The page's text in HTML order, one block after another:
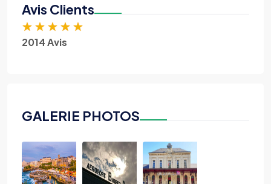
Avis Clients
★ ★ ★ ★ ★
2014 Avis
GALERIE PHOTOS